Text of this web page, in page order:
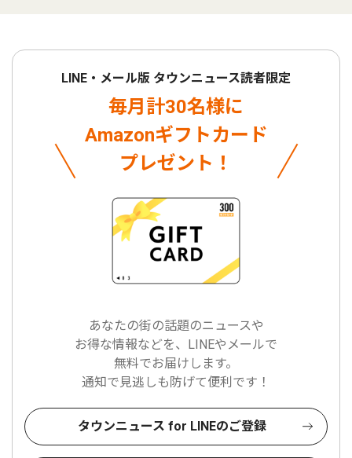
LINE・メール版 タウンニュース読者限定
毎月計30名様に
Amazonギフトカード
プレゼント！
あなたの街の話題のニュースや
お得な情報などを、LINEやメールで
無料でお届けします。
通知で見逃しも防げて便利です！
タウンニュース for LINEのご登録